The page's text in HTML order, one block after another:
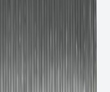
характеристики и